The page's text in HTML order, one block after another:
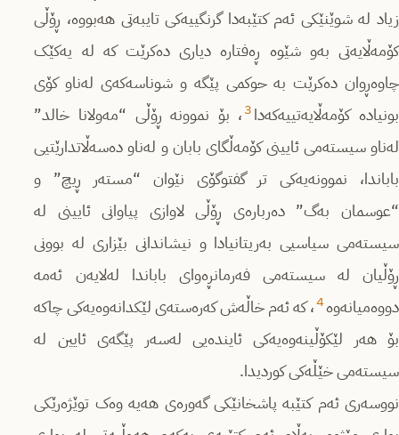
زیاد لە شوێنێکى ئەم کتێبەدا گرنگییەکى تایبەتى هەبووە، ڕۆڵى
کۆمەڵایەتى بەو شێوە ڕەفتارە دیاری دەکرێت کە لە یەکێک
چاوەڕوان دەکرێت بە حوکمى پێگە و شوناسەکەى لەناو کۆى
بونیادە کۆمەڵایەتییەکەدا3، بۆ نموونە ڕۆڵى “مەولانا خالد”
لەناو سیستەمى ئایینى کۆمەڵگاى بابان و لەناو دەسەڵاتدارێتیى
باباندا، نموونەیەکى تر گفتوگۆى نێوان “مستەر ڕیچ” و
“عوسمان بەگ” دەربارەى ڕۆڵى لاوازى پیاوانى ئایینى لە
سیستەمى سیاسیى بەریتانیادا و نیشاندانى بێزارى لە بوونى
ڕۆڵیان لە سیستەمى فەرمانڕەوای باباندا لەلایەن ئەمە
دووەمیانەوە4، کە ئەم خاڵەش کەرەستەى لێکدانەوەیەکى چاکە
بۆ هەر لێکۆڵینەوەیەکى ئایندەیى لەسەر پێگەى ئایین لە
سیستەمى خێڵەکى کوردیدا.
نووسەرى ئەم کتێبە پاشخانێکى گەورەى هەیە وەک توێژەرێکى